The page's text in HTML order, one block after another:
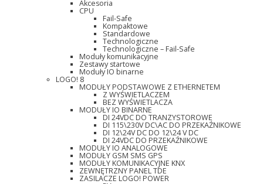
Akcesoria
CPU
Fail-Safe
Kompaktowe
Standardowe
Technologiczne
Technologiczne – Fail-Safe
Moduły komunikacyjne
Zestawy startowe
Moduły IO binarne
LOGO! 8
MODUŁY PODSTAWOWE Z ETHERNETEM
Z WYŚWIETLACZEM
BEZ WYŚWIETLACZA
MODUŁY IO BINARNE
DI 24VDC DO TRANZYSTOROWE
DI 115\230V DC\AC DO PRZEKAŹNIKOWE
DI 12\24V DC DO 12\24 V DC
DI 24VDC DO PRZEKAŹNIKOWE
MODUŁY IO ANALOGOWE
MODUŁY GSM SMS GPS
MODUŁY KOMUNIKACYJNE KNX
ZEWNĘTRZNY PANEL TDE
ZASILACZE LOGO! POWER